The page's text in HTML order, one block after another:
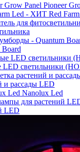
Pioneer
Red
Board
светильники
и рассады LED
Nanolux Led
LED